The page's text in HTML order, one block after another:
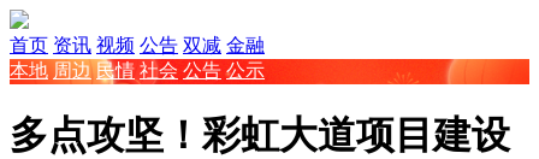
首页 资讯 视频 公告 双减 金融
本地 周边 民情 社会 公告 公示
多点攻坚！彩虹大道项目建设